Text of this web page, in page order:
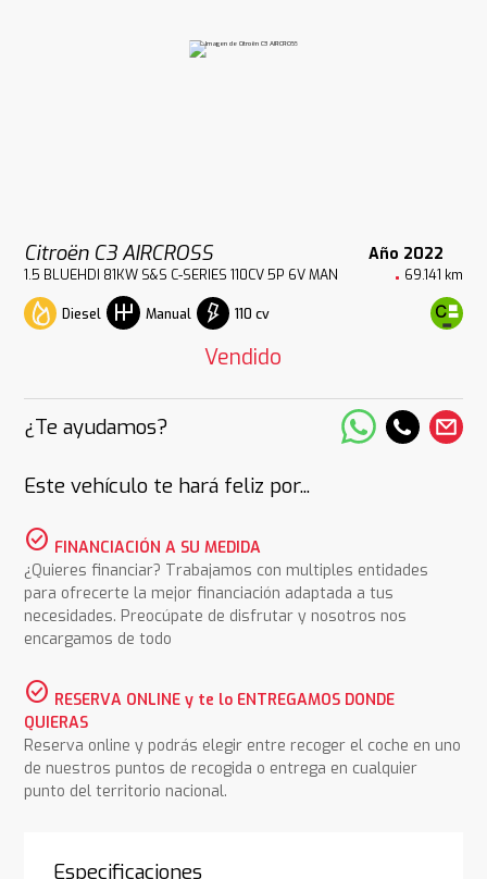
Citroën C3 AIRCROSS Año 2022
1.5 BLUEHDI 81KW S&S C-SERIES 110CV 5P 6V MAN 69.141 km
Diesel Manual 110 cv
Vendido
¿Te ayudamos?
Este vehículo te hará feliz por...
check_circle FINANCIACIÓN A SU MEDIDA
¿Quieres financiar? Trabajamos con multiples entidades
para ofrecerte la mejor financiación adaptada a tus
necesidades. Preocúpate de disfrutar y nosotros nos
encargamos de todo
check_circle RESERVA ONLINE y te lo ENTREGAMOS DONDE
QUIERAS
Reserva online y podrás elegir entre recoger el coche en uno
de nuestros puntos de recogida o entrega en cualquier
punto del territorio nacional.
Especificaciones